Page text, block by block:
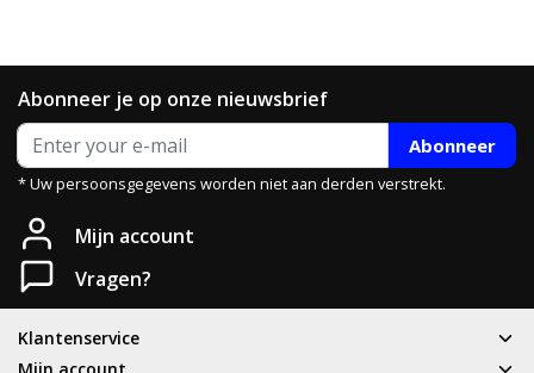
Abonneer je op onze nieuwsbrief
Abonneer
* Uw persoonsgegevens worden niet aan derden verstrekt.
Mijn account
Vragen?
Klantenservice
Heb je een vraag?
Neem gerust contact met ons op.